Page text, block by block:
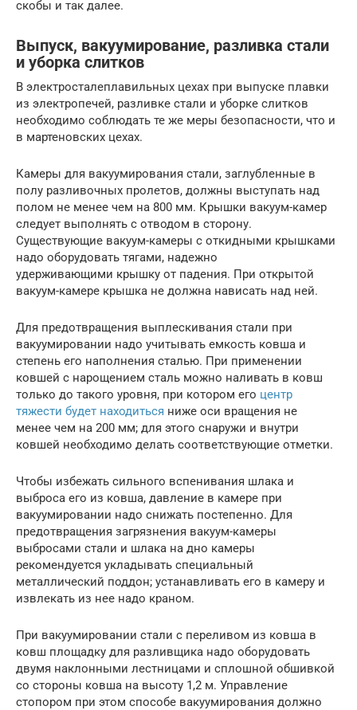
скобы и так далее.
Выпуск, вакуумирование, разливка стали
и уборка слитков
В электросталеплавильных цехах при выпуске плавки
из электропечей, разливке стали и уборке слитков
необходимо соблюдать те же меры безопасности, что и
в мартеновских цехах.
Камеры для вакуумирования стали, заглубленные в
полу разливочных пролетов, должны выступать над
полом не менее чем на 800 мм. Крышки вакуум-камер
следует выполнять с отводом в сторону.
Существующие вакуум-камеры с откидными крышками
надо оборудовать тягами, надежно
удерживающими крышку от падения. При открытой
вакуум-камере крышка не должна нависать над ней.
Для предотвращения выплескивания стали при
вакуумировании надо учитывать емкость ковша и
степень его наполнения сталью. При применении
ковшей с нарощением сталь можно наливать в ковш
только до такого уровня, при котором его центр
тяжести будет находиться ниже оси вращения не
менее чем на 200 мм; для этого снаружи и внутри
ковшей необходимо делать соответствующие отметки.
Чтобы избежать сильного вспенивания шлака и
выброса его из ковша, давление в камере при
вакуумировании надо снижать постепенно. Для
предотвращения загрязнения вакуум-камеры
выбросами стали и шлака на дно камеры
рекомендуется укладывать специальный
металлический поддон; устанавливать его в камеру и
извлекать из нее надо краном.
При вакуумировании стали с переливом из ковша в
ковш площадку для разливщика надо оборудовать
двумя наклонными лестницами и сплошной обшивкой
со стороны ковша на высоту 1,2 м. Управление
стопором при этом способе вакуумирования должно